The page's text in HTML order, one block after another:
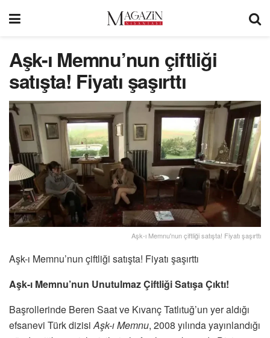
Aşk-ı Memnu’nun çiftliği
satışta! Fiyatı şaşırttı
Aşk-ı Memnu'nun çiftliği satışta! Fiyatı şaşırttı
Aşk-ı Memnu’nun çiftliği satışta! Fiyatı şaşırttı
Aşk-ı Memnu’nun Unutulmaz Çiftliği Satışa Çıktı!
Başrollerinde Beren Saat ve Kıvanç Tatlıtuğ’un yer aldığı
efsanevi Türk dizisiAşk-ı Memnu, 2008 yılında yayınlandığı